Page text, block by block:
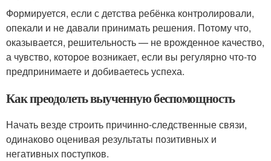
Формируется, если с детства ребёнка контролировали,
опекали и не давали принимать решения. Потому что,
оказывается, решительность — не врожденное качество,
а чувство, которое возникает, если вы регулярно что-то
предпринимаете и добиваетесь успеха.
Как преодолеть выученную беспомощность
Начать везде строить причинно-следственные связи,
одинаково оценивая результаты позитивных и
негативных поступков.